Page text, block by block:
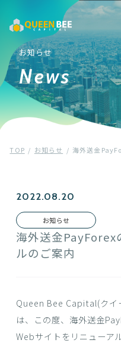
サービス情報
API提供
企業情報
お知らせ
プライバシーポリシー
お知らせ
News
TOP お知らせ 海外送金
2022.08.20
お知らせ
海外送金PayForex
ルのご案内
Queen Bee Capital(クイ
は、この度、海外送金
Webサイトをリニューア